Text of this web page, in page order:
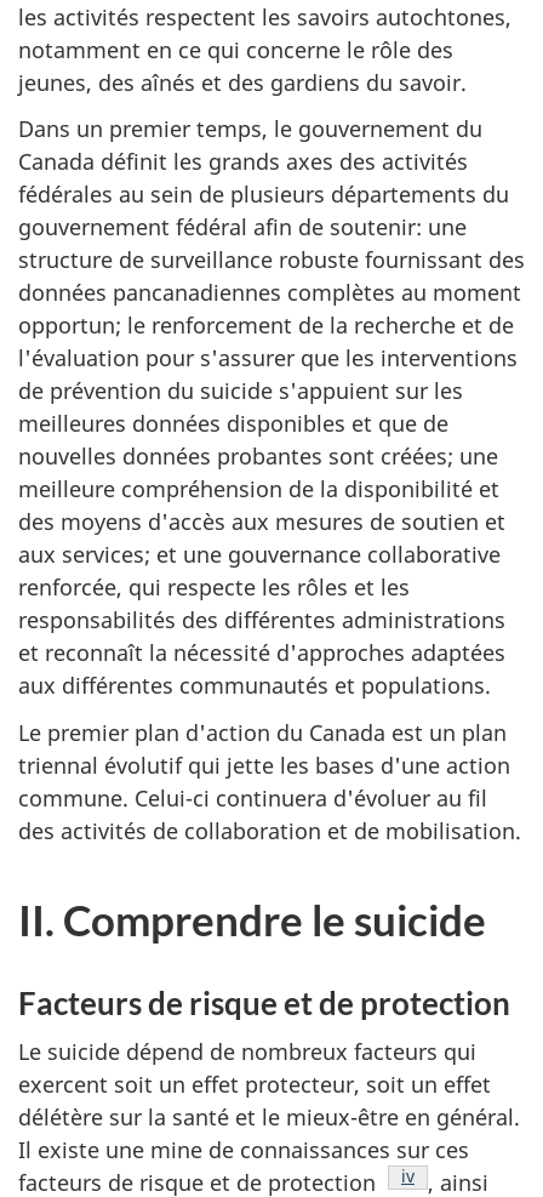
les activités respectent les savoirs autochtones,
notamment en ce qui concerne le rôle des
jeunes, des aînés et des gardiens du savoir.
Dans un premier temps, le gouvernement du
Canada définit les grands axes des activités
fédérales au sein de plusieurs départements du
gouvernement fédéral afin de soutenir: une
structure de surveillance robuste fournissant des
données pancanadiennes complètes au moment
opportun; le renforcement de la recherche et de
l'évaluation pour s'assurer que les interventions
de prévention du suicide s'appuient sur les
meilleures données disponibles et que de
nouvelles données probantes sont créées; une
meilleure compréhension de la disponibilité et
des moyens d'accès aux mesures de soutien et
aux services; et une gouvernance collaborative
renforcée, qui respecte les rôles et les
responsabilités des différentes administrations
et reconnaît la nécessité d'approches adaptées
aux différentes communautés et populations.
Le premier plan d'action du Canada est un plan
triennal évolutif qui jette les bases d'une action
commune. Celui-ci continuera d'évoluer au fil
des activités de collaboration et de mobilisation.
II. Comprendre le suicide
Facteurs de risque et de protection
Le suicide dépend de nombreux facteurs qui
exercent soit un effet protecteur, soit un effet
délétère sur la santé et le mieux-être en général.
Il existe une mine de connaissances sur ces
facteurs de risque et de protection
Note de bas de
iv , ainsi